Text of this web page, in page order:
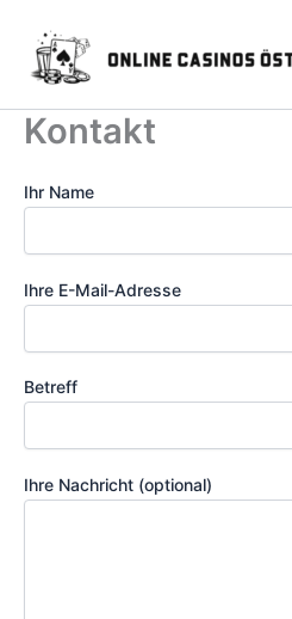
content
Kontakt
Ihr Name
Ihre E-Mail-Adresse
Betreff
Ihre Nachricht (optional)